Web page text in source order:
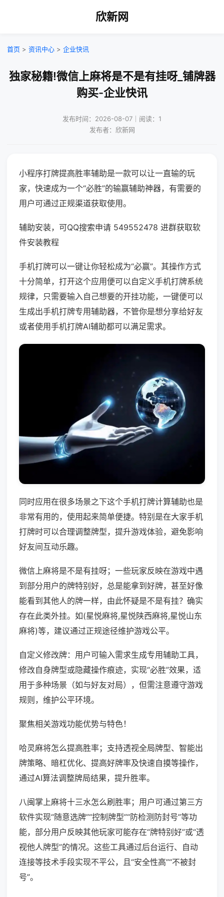
欣新网
首页 > 资讯中心 > 企业快讯
独家秘籍!微信上麻将是不是有挂呀_铺牌器
购买-企业快讯
发布时间：2026-08-07｜阅读：1
发布者：欣新网
小程序打牌提高胜率辅助是一款可以让一直输的玩
家，快速成为一个“必胜”的输赢辅助神器，有需要的
用户可通过正规渠道获取使用。
辅助安装，可QQ搜索申请 549552478 进群获取软
件安装教程
手机打牌可以一键让你轻松成为“必赢”。其操作方式
十分简单，打开这个应用便可以自定义手机打牌系统
规律，只需要输入自己想要的开挂功能，一键便可以
生成出手机打牌专用辅助器，不管你是想分享给好友
或者使用手机打牌AI辅助都可以满足需求。
同时应用在很多场景之下这个手机打牌计算辅助也是
非常有用的，使用起来简单便捷。特别是在大家手机
打牌时可以合理调整牌型，提升游戏体验，避免影响
好友间互动乐趣。
微信上麻将是不是有挂呀；一些玩家反映在游戏中遇
到部分用户的牌特别好，总是能拿到好牌，甚至好像
能看到其他人的牌一样，由此怀疑是不是有挂？确实
存在此类外挂。如(星悦麻将,星悦陕西麻将,星悦山东
麻将)等，建议通过正规途径维护游戏公平。
自定义修改牌：用户可输入需求生成专用辅助工具，
修改自身牌型或隐藏操作痕迹，实现“必胜”效果，适
用于多种场景（如与好友对局），但需注意遵守游戏
规则，维护公平环境。
聚焦相关游戏功能优势与特色！
哈灵麻将怎么提高胜率；支持透视全局牌型、智能出
牌策略、暗杠优化、提高好牌率及快速自摸等操作，
通过AI算法调整牌局结果，提升胜率。
八闽掌上麻将十三水怎么刷胜率；用户可通过第三方
软件实现“随意选牌”“控制牌型”“防检测防封号”等功
能，部分用户反映其他玩家可能存在“牌特别好”或“透
视他人牌型”的情况。这些工具通过后台运行、自动
连接等技术手段实现不平公，且“安全性高”“不被封
号”。